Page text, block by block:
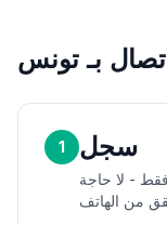
بـ تونس
1 سجل
- لا حاجة
من الهاتف